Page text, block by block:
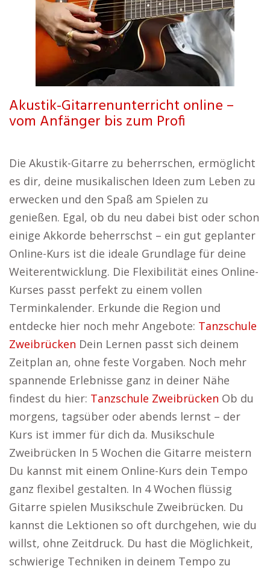
Akustik-Gitarrenunterricht online –
vom Anfänger bis zum Profi
Die Akustik-Gitarre zu beherrschen, ermöglicht
es dir, deine musikalischen Ideen zum Leben zu
erwecken und den Spaß am Spielen zu
genießen. Egal, ob du neu dabei bist oder schon
einige Akkorde beherrschst – ein gut geplanter
Online-Kurs ist die ideale Grundlage für deine
Weiterentwicklung. Die Flexibilität eines Online-
Kurses passt perfekt zu einem vollen
Terminkalender. Erkunde die Region und
entdecke hier noch mehr Angebote: Tanzschule
Zweibrücken Dein Lernen passt sich deinem
Zeitplan an, ohne feste Vorgaben. Noch mehr
spannende Erlebnisse ganz in deiner Nähe
findest du hier: Tanzschule Zweibrücken Ob du
morgens, tagsüber oder abends lernst – der
Kurs ist immer für dich da. Musikschule
Zweibrücken In 5 Wochen die Gitarre meistern
Du kannst mit einem Online-Kurs dein Tempo
ganz flexibel gestalten. In 4 Wochen flüssig
Gitarre spielen Musikschule Zweibrücken. Du
kannst die Lektionen so oft durchgehen, wie du
willst, ohne Zeitdruck. Du hast die Möglichkeit,
schwierige Techniken in deinem Tempo zu